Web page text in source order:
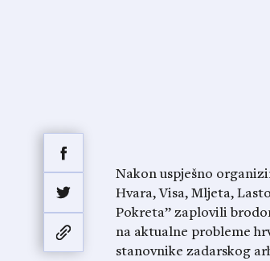
Nakon uspješno
Hvara, Visa, Mljeta,
Pokreta” zaplovili
na aktualne probleme
stanovnike zadarskog